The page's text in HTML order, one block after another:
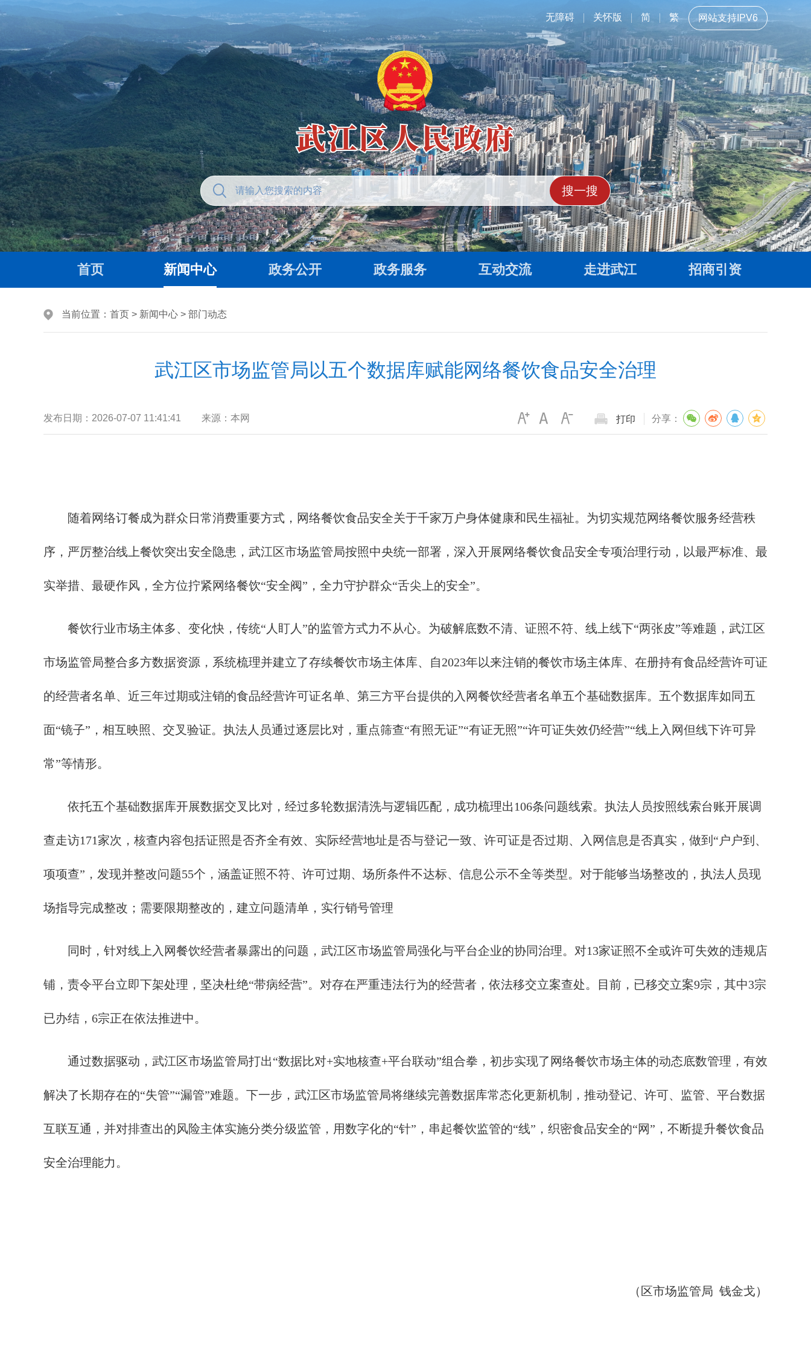
无障碍 关怀版 简 繁 网站支持IPV6
首页 新闻中心 政务公开 政务服务 互动交流 走进武江 招商引资
当前位置： 首页 > 新闻中心 > 部门动态
武江区市场监管局以五个数据库赋能网络餐饮食品安全治理
发布日期： 2026-07-07 11:41:41 来源： 本网 打印 分享：
随着网络订餐成为群众日常消费重要方式，网络餐饮食品安全关于千家万户身体健康和民生福祉。为切实规范网络餐饮服务经营秩
序，严厉整治线上餐饮突出安全隐患，武江区市场监管局按照中央统一部署，深入开展网络餐饮食品安全专项治理行动，以最严标准、最
实举措、最硬作风，全方位拧紧网络餐饮“安全阀”，全力守护群众“舌尖上的安全”。
餐饮行业市场主体多、变化快，传统“人盯人”的监管方式力不从心。为破解底数不清、证照不符、线上线下“两张皮”等难题，武江区
市场监管局整合多方数据资源，系统梳理并建立了存续餐饮市场主体库、自2023年以来注销的餐饮市场主体库、在册持有食品经营许可证
的经营者名单、近三年过期或注销的食品经营许可证名单、第三方平台提供的入网餐饮经营者名单五个基础数据库。五个数据库如同五
面“镜子”，相互映照、交叉验证。执法人员通过逐层比对，重点筛查“有照无证”“有证无照”“许可证失效仍经营”“线上入网但线下许可异
常”等情形。
依托五个基础数据库开展数据交叉比对，经过多轮数据清洗与逻辑匹配，成功梳理出106条问题线索。执法人员按照线索台账开展调
查走访171家次，核查内容包括证照是否齐全有效、实际经营地址是否与登记一致、许可证是否过期、入网信息是否真实，做到“户户到、
项项查”，发现并整改问题55个，涵盖证照不符、许可过期、场所条件不达标、信息公示不全等类型。对于能够当场整改的，执法人员现
场指导完成整改；需要限期整改的，建立问题清单，实行销号管理
同时，针对线上入网餐饮经营者暴露出的问题，武江区市场监管局强化与平台企业的协同治理。对13家证照不全或许可失效的违规店
铺，责令平台立即下架处理，坚决杜绝“带病经营”。对存在严重违法行为的经营者，依法移交立案查处。目前，已移交立案9宗，其中3宗
已办结，6宗正在依法推进中。
通过数据驱动，武江区市场监管局打出“数据比对+实地核查+平台联动”组合拳，初步实现了网络餐饮市场主体的动态底数管理，有效
解决了长期存在的“失管”“漏管”难题。下一步，武江区市场监管局将继续完善数据库常态化更新机制，推动登记、许可、监管、平台数据
互联互通，并对排查出的风险主体实施分类分级监管，用数字化的“针”，串起餐饮监管的“线”，织密食品安全的“网”，不断提升餐饮食品
安全治理能力。
（区市场监管局 钱金戈）